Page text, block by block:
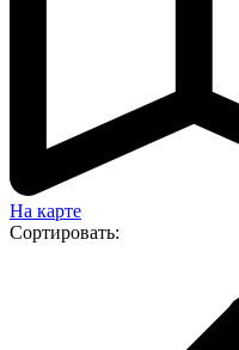
На карте
Сортировать: